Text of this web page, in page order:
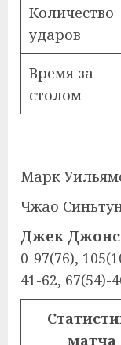
Количество
ударов
Время за
столом
Марк
Чжао
Джек Джонс
0-97(76),
41-62, 67(54)-
матча